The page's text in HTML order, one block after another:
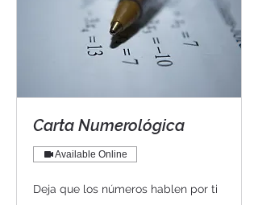
Carta Numerológica
Available Online
Deja que los números hablen por ti